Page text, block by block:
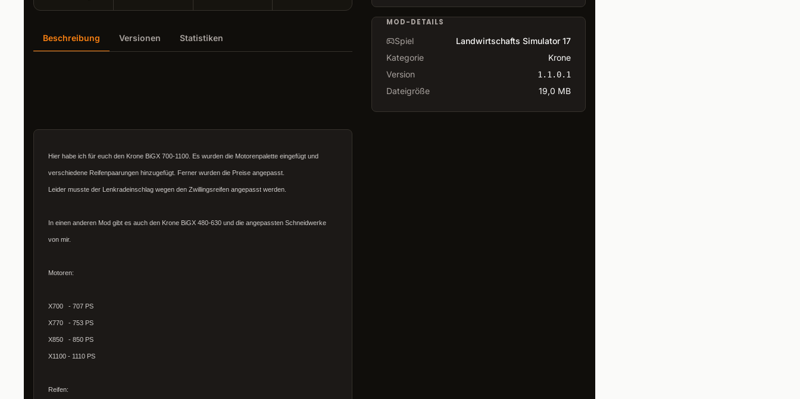
Beschreibung Versionen Statistiken
Hier habe ich für euch den Krone BiGX 700-1100. Es wurden die Motorenpalette eingefügt und
verschiedene Reifenpaarungen hinzugefügt. Ferner wurden die Preise angepasst.
Leider musste der Lenkradeinschlag wegen den Zwillingsreifen angepasst werden.
In einen anderen Mod gibt es auch den Krone BiGX 480-630 und die angepassten Schneidwerke
von mir.
Motoren:
X700 - 707 PS
X770 - 753 PS
X850 - 850 PS
X1100 - 1110 PS
Reifen:
MOD-DETAILS
Spiel
Landwirtschafts Simulator 17
Kategorie
Krone
Version
1.1.0.1
Dateigröße 19,0 MB